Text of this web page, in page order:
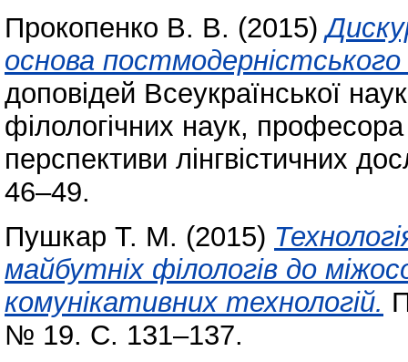
Прокопенко В. В. (2015)
основа постмодерністського
доповідей Всеукраїнської
філологічних наук,
перспективи лінгвістичних
46–49.
Пушкар Т. М. (2015)
майбутніх філологів до
комунікативних технологій.
№ 19. С. 131–137.